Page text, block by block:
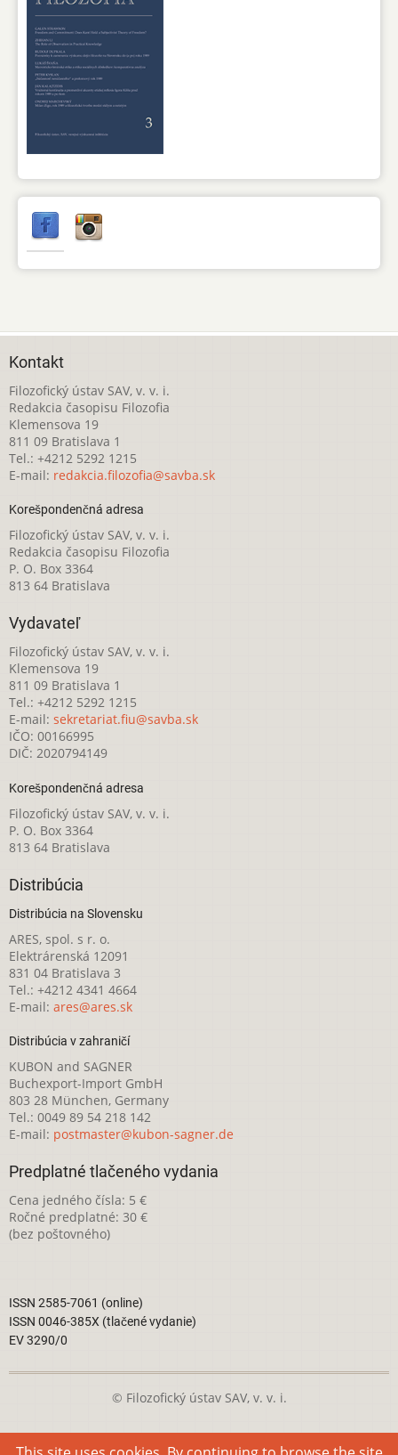
Kontakt
Filozofický ústav SAV, v. v. i.
Redakcia časopisu Filozofia
Klemensova 19
811 09 Bratislava 1
Tel.: +4212 5292 1215
E-mail: redakcia.filozofia@savba.sk
Korešpondenčná adresa
Filozofický ústav SAV, v. v. i.
Redakcia časopisu Filozofia
P. O. Box 3364
813 64 Bratislava
Vydavateľ
Filozofický ústav SAV, v. v. i.
Klemensova 19
811 09 Bratislava 1
Tel.: +4212 5292 1215
E-mail: sekretariat.fiu@savba.sk
IČO: 00166995
DIČ: 2020794149
Korešpondenčná adresa
Filozofický ústav SAV, v. v. i.
P. O. Box 3364
813 64 Bratislava
Distribúcia
Distribúcia na Slovensku
ARES, spol. s r. o.
Elektrárenská 12091
831 04 Bratislava 3
Tel.: +4212 4341 4664
E-mail: ares@ares.sk
Distribúcia v zahraničí
KUBON and SAGNER
Buchexport-Import GmbH
803 28 München, Germany
Tel.: 0049 89 54 218 142
E-mail: postmaster@kubon-sagner.de
Predplatné tlačeného vydania
Cena jedného čísla: 5 €
Ročné predplatné: 30 €
(bez poštovného)
ISSN 2585-7061 (online)
ISSN 0046-385X (tlačené vydanie)
EV 3290/0
© Filozofický ústav SAV, v. v. i.
Táto webová stránka je licencovaná podCreative Commons